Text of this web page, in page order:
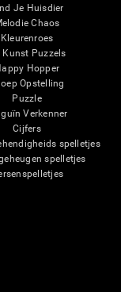
Je Huisdier
Chaos
Kleurenroes
Kunst Puzzels
Hopper
Opstelling
Puzzle
Verkenner
Cijfers
spelletjes
spelletjes